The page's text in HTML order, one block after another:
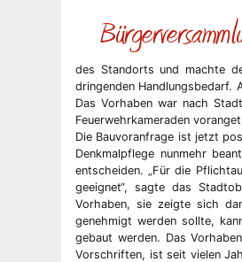
des Standorts und machte
dringenden Handlungsbedarf.
Das Vorhaben war nach
Feuerwehrkameraden
Die Bauvoranfrage ist jetzt
Denkmalpflege nunmehr
entscheiden. „Für die
geeignet“, sagte das
Vorhaben, sie zeigte sich
genehmigt werden sollte,
gebaut werden. Das
Vorschriften, ist seit vielen